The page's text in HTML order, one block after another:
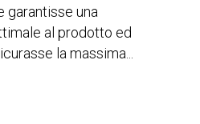
garantisse una
al prodotto ed
la massima...